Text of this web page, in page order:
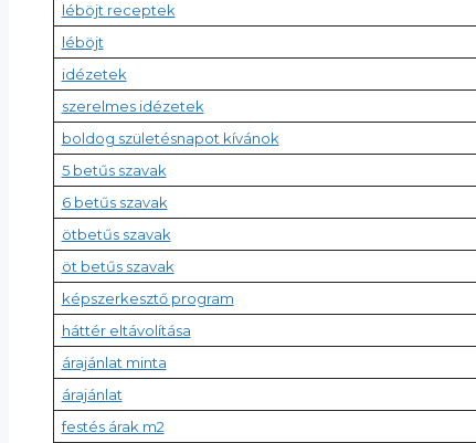
léböjt receptek
léböjt
idézetek
szerelmes idézetek
boldog születésnapot kívánok
5 betűs szavak
6 betűs szavak
ötbetűs szavak
öt betűs szavak
képszerkesztő program
háttér eltávolítása
árajánlat minta
árajánlat
festés árak m2